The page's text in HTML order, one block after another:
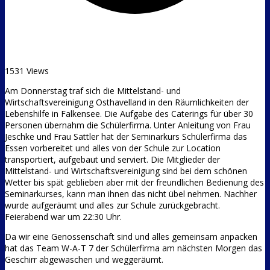
1531 Views
Am Donnerstag traf sich die Mittelstand- und
Wirtschaftsvereinigung Osthavelland in den Räumlichkeiten der
Lebenshilfe in Falkensee. Die Aufgabe des Caterings für über 30
Personen übernahm die Schülerfirma. Unter Anleitung von Frau
Jeschke und Frau Sattler hat der Seminarkurs Schülerfirma das
Essen vorbereitet und alles von der Schule zur Location
transportiert, aufgebaut und serviert. Die Mitglieder der
Mittelstand- und Wirtschaftsvereinigung sind bei dem schönen
Wetter bis spät geblieben aber mit der freundlichen Bedienung des
Seminarkurses, kann man ihnen das nicht übel nehmen. Nachher
wurde aufgeräumt und alles zur Schule zurückgebracht.
Feierabend war um 22:30 Uhr.
Da wir eine Genossenschaft sind und alles gemeinsam anpacken
hat das Team W-A-T 7 der Schülerfirma am nächsten Morgen das
Geschirr abgewaschen und weggeräumt.